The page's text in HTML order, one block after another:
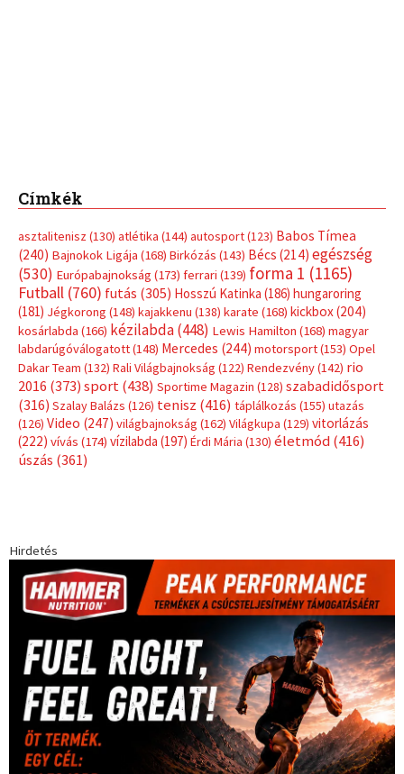
Címkék
asztalitenisz (130) atlétika (144) autosport(123) Babos Tímea
(240) Bajnokok Ligája (168) Birkózás (143) Bécs (214) egészség
(530) Európabajnokság (173) ferrari (139) forma 1 (1165)
Futball (760) futás (305) Hosszú Katinka (186) hungaroring
(181) Jégkorong (148) kajakkenu (138) karate (168) kickbox(204)
kosárlabda (166) kézilabda(448) Lewis Hamilton (168) magyar
labdarúgóválogatott(148) Mercedes (244) motorsport(153) Opel
Dakar Team (132) Rali Világbajnokság (122) Rendezvény(142) rio
2016 (373) sport(438) Sportime Magazin (128) szabadidősport
(316) Szalay Balázs (126) tenisz (416) táplálkozás (155) utazás
(126) Video (247) világbajnokság (162) Világkupa (129) vitorlázás
(222) vívás (174) vízilabda (197) Érdi Mária (130) életmód(416)
úszás (361)
Hirdetés